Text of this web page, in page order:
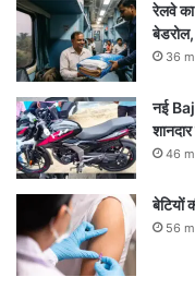
रेलवे का
36
नई
46
बेटियों
56